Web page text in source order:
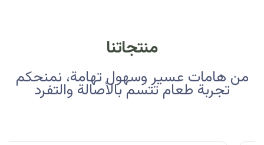
منتجاتنا
من هامات عسير وسهول تهامة، نمنحكم
تجربة طعام تتسم بالأصالة والتفرد